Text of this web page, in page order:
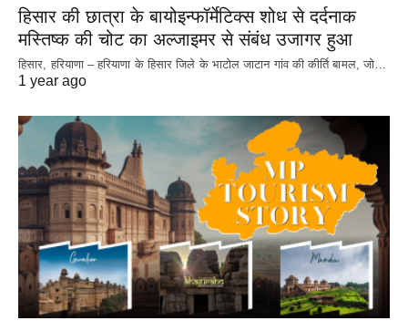
हिसार की छात्रा के बायोइन्फॉर्मेटिक्स शोध से दर्दनाक
मस्तिष्क की चोट का अल्जाइमर से संबंध उजागर हुआ
हिसार, हरियाणा – हरियाणा के हिसार जिले के भाटोल जाटान गांव की कीर्ति बामल, जो…
1 year ago